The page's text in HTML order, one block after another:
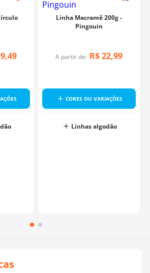
,49
Linha Macramê 200g -
Pingouin
A partir de: R$22,99
CORES OU VARIAÇÕES
Linhas algodão